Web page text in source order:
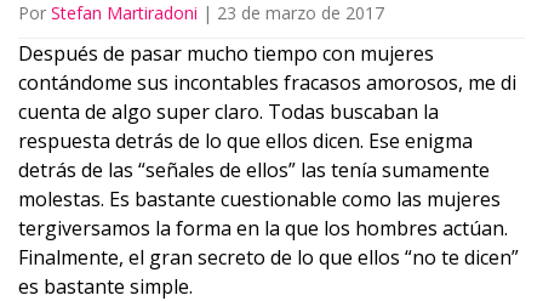
Por Stefan Martiradoni | 23 de marzo de 2017
Después de pasar mucho tiempo con mujeres
contándome sus incontables fracasos amorosos, me di
cuenta de algo super claro. Todas buscaban la
respuesta detrás de lo que ellos dicen. Ese enigma
detrás de las “señales de ellos” las tenía sumamente
molestas. Es bastante cuestionable como las mujeres
tergiversamos la forma en la que los hombres actúan.
Finalmente, el gran secreto de lo que ellos “no te dicen”
es bastante simple.